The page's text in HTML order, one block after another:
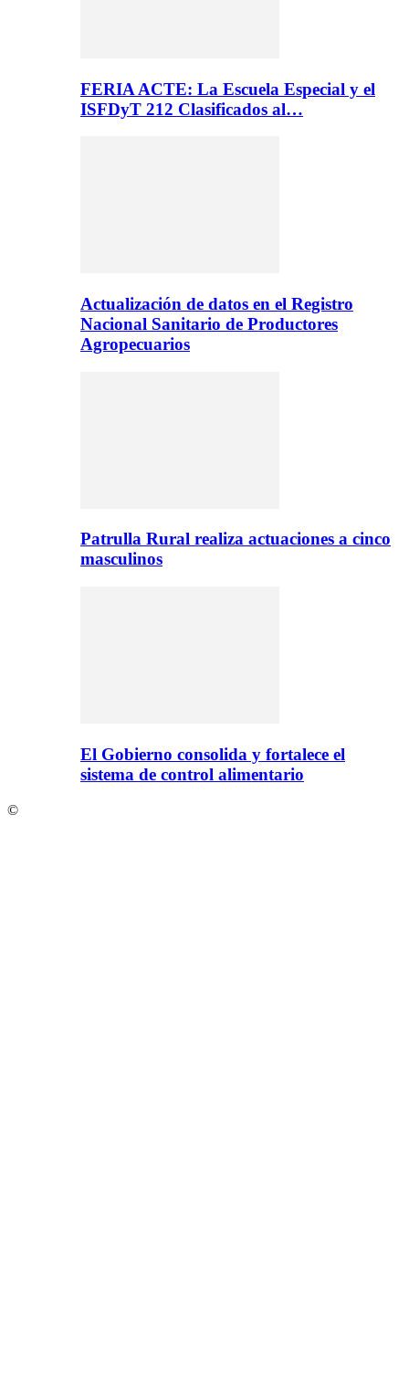
FERIA ACTE: La Escuela Especial y el
ISFDyT 212 Clasificados al…
Actualización de datos en el Registro
Nacional Sanitario de Productores
Agropecuarios
Patrulla Rural realiza actuaciones a cinco
masculinos
El Gobierno consolida y fortalece el
sistema de control alimentario
©